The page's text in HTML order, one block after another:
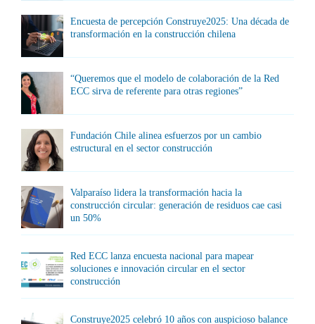
Encuesta de percepción Construye2025: Una década de
transformación en la construcción chilena
“Queremos que el modelo de colaboración de la Red
ECC sirva de referente para otras regiones”
Fundación Chile alinea esfuerzos por un cambio
estructural en el sector construcción
Valparaíso lidera la transformación hacia la
construcción circular: generación de residuos cae casi
un 50%
Red ECC lanza encuesta nacional para mapear
soluciones e innovación circular en el sector
construcción
Construye2025 celebró 10 años con auspicioso balance